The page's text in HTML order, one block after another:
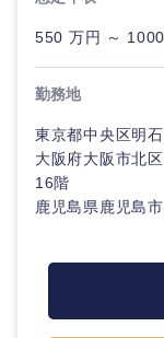
技術職
（IT）、
ビス・制
作、ゲー
ム
くり）
金融専門
金融専門職
メディカル
不動産専門職
建設・施工管
その他
IT・通信
WEBサー
コンサル
広告・宣
東海地方
岐阜県
550 万円 ～
勤務地
東京都中央区明
大阪府大阪市北
16階
鹿児島県鹿児島